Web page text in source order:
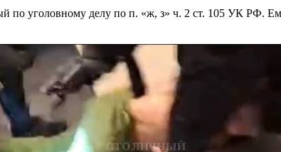
по уголовному делу по п. «ж, з» ч. 2 ст. 105 УК РФ.